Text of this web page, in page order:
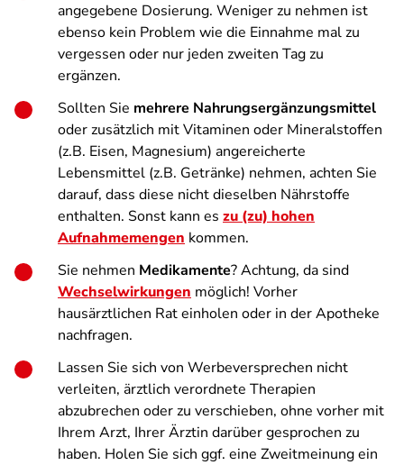
angegebene Dosierung. Weniger zu nehmen ist
ebenso kein Problem wie die Einnahme mal zu
vergessen oder nur jeden zweiten Tag zu
ergänzen.
Sollten Sie mehrere Nahrungsergänzungsmittel
oder zusätzlich mit Vitaminen oder Mineralstoffen
(z.B. Eisen, Magnesium) angereicherte
Lebensmittel (z.B. Getränke) nehmen, achten Sie
darauf, dass diese nicht dieselben Nährstoffe
enthalten. Sonst kann es zu (zu) hohen
Aufnahmemengen kommen.
Sie nehmen Medikamente? Achtung, da sind
Wechselwirkungen möglich! Vorher
hausärztlichen Rat einholen oder in der Apotheke
nachfragen.
Lassen Sie sich von Werbeversprechen nicht
verleiten, ärztlich verordnete Therapien
abzubrechen oder zu verschieben, ohne vorher mit
Ihrem Arzt, Ihrer Ärztin darüber gesprochen zu
haben. Holen Sie sich ggf. eine Zweitmeinung ein